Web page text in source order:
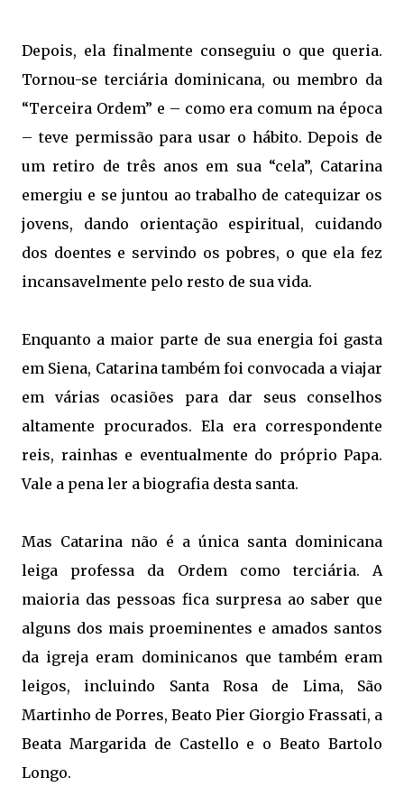
Depois, ela finalmente conseguiu o que queria.
Tornou-se terciária dominicana, ou membro da
“Terceira Ordem” e – como era comum na época
– teve permissão para usar o hábito. Depois de
um retiro de três anos em sua “cela”, Catarina
emergiu e se juntou ao trabalho de catequizar os
jovens, dando orientação espiritual, cuidando
dos doentes e servindo os pobres, o que ela fez
incansavelmente pelo resto de sua vida.
Enquanto a maior parte de sua energia foi gasta
em Siena, Catarina também foi convocada a viajar
em várias ocasiões para dar seus conselhos
altamente procurados. Ela era correspondente
reis, rainhas e eventualmente do próprio Papa.
Vale a pena ler a biografia desta santa.
Mas Catarina não é a única santa dominicana
leiga professa da Ordem como terciária. A
maioria das pessoas fica surpresa ao saber que
alguns dos mais proeminentes e amados santos
da igreja eram dominicanos que também eram
leigos, incluindo Santa Rosa de Lima, São
Martinho de Porres, Beato Pier Giorgio Frassati, a
Beata Margarida de Castello e o Beato Bartolo
Longo.